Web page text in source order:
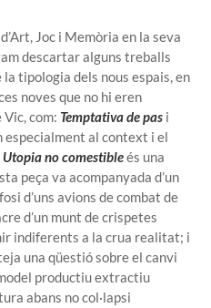
Joc i Memòria en la seva
descartar alguns treballs
tipologia dels nous espais, en
noves que no hi eren
Vic, com: Temptativa de pas i
especialment al context i el
Utopia no comestibleés una
peça va acompanyada d’un
d’uns avions de combat de
d’un munt de crispetes
indiferents a la crua realitat; i
una qüestió sobre el canvi
productiu extractiu
abans no col·lapsi